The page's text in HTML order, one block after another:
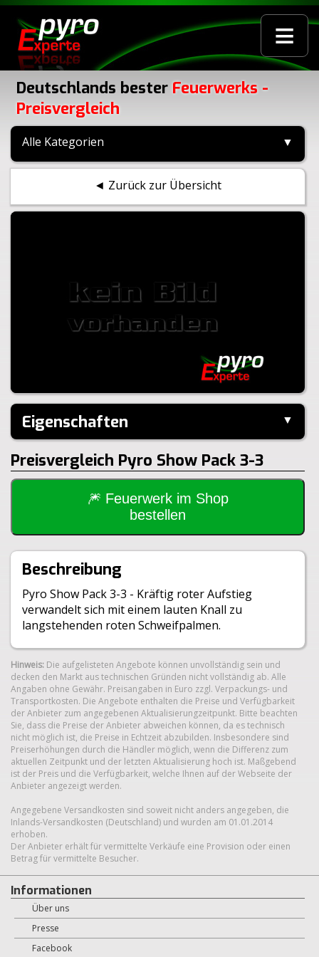
≡
Deutschlands bester Feuerwerks -
Preisvergleich
Alle Kategorien ▼
◄ Zurück zur Übersicht
Eigenschaften ▼
Hersteller:
Heron
Performance:
Z-Shape
Kaliber:
20mm
Schuss:
50
40m
30sek
Gewicht Brutto:
4200g
Gewicht Netto:
500g
Klasse:
BAM:
Preisvergleich Pyro Show Pack 3-3
🎆 Feuerwerk im Shop
bestellen
Beschreibung
Pyro Show Pack 3-3 - Kräftig roter Aufstieg
verwandelt sich mit einem lauten Knall zu
langstehenden roten Schweifpalmen.
Hinweis: Die aufgelisteten Angebote können unvollständig sein und
decken den Markt aus technischen Gründen nicht vollständig ab. Alle
Angaben ohne Gewähr. Preisangaben in Euro zzgl. Verpackungs- und
Transportkosten. Die Angebote enthalten die Preise und Verfügbarkeit
der Anbieter zum angegebenen Aktualisierungzeitpunkt. Bitte beachten
Sie, dass die Preise der Anbieter abweichen können, da es technisch
nicht möglich ist, die Preise in Echtzeit abzubilden. Insbesondere sind
Preiserhöhungen durch die Händler möglich, wenn die Differenz zum
aktuellen Zeitpunkt und der letzten Aktualisierung hoch ist. Maßgebend
ist der Preis und die Verfügbarkeit, welche Ihnen auf der Webseite der
Anbieter angezeigt werden.
Angegebene Versandkosten sind soweit nicht anders angegeben, die
Inlands-Versandkosten (Deutschland) und wurden am 01.01.2014
erhoben.
Der Anbieter erhält für vermittelte Verkäufe eine Provision oder einen
Betrag für vermittelte Besucher.
Informationen
Über uns
Presse
Facebook